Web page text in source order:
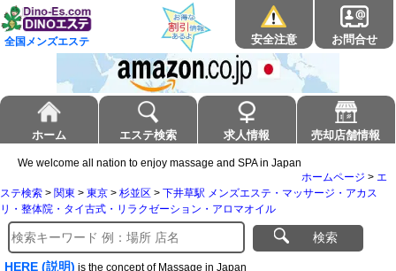
全国メンズエステ 安全注意 お問合せ
ホーム エステ検索 求人情報 売却店舗情報
We welcome all nation to enjoy massage and SPA in Japan
ホームページ > エ
ステ検索 > 関東 > 東京 > 杉並区 > 下井草駅 メンズエステ・マッサージ・アカス
リ・整体院・タイ古式・リラクゼーション・アロマオイル
検索
HERE (説明) is the concept of Massage in Japan